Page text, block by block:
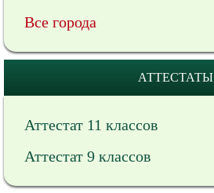
Все города
АТТЕСТАТЫ
Аттестат 11 классов
Аттестат 9 классов